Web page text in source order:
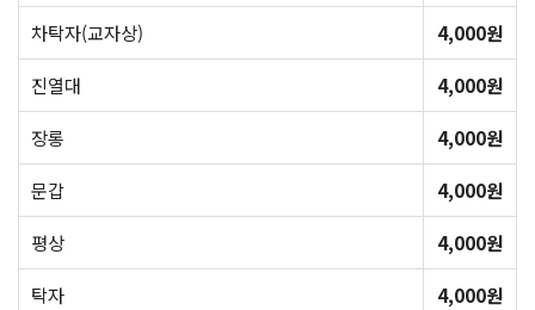
차탁자(교자상)
4,000원
진열대
4,000원
장롱
4,000원
문갑
4,000원
평상
4,000원
탁자
4,000원